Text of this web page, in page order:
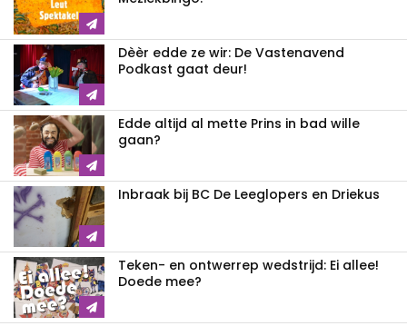
Dèèr edde ze wir: De Vastenavend
Podkast gaat deur!
Edde altijd al mette Prins in bad wille
gaan?
Inbraak bij BC De Leeglopers en Driekus
Teken- en ontwerrep wedstrijd: Ei allee!
Doede mee?